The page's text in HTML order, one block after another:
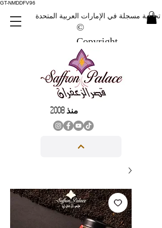
GT-NMDDFV96
تجارية مسجلة في الإمارات العربية المتحدة
©
Copyright
منذ 2008